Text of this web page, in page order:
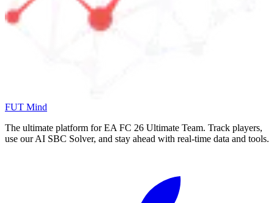
FUT Mind
The ultimate platform for EA FC 26 Ultimate Team. Track players,
use our AI SBC Solver, and stay ahead with real-time data and tools.